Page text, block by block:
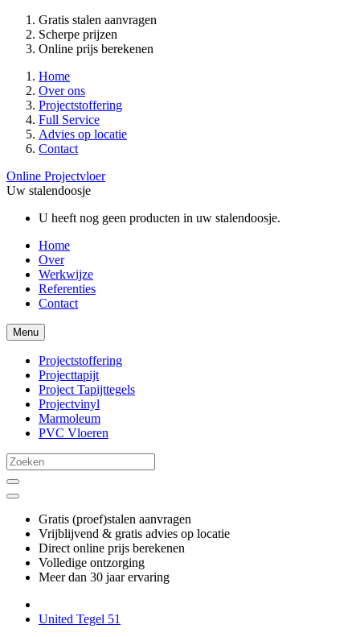
Gratis stalen aanvragen
Scherpe prijzen
Online prijs berekenen
Home
Over ons
Projectstoffering
Full Service
Advies op locatie
Contact
Online Projectvloer
Uw stalendoosje
U heeft nog geen producten in uw stalendoosje.
Home
Over
Werkwijze
Referenties
Contact
Menu
Projectstoffering
Projecttapijt
Project Tapijttegels
Projectvinyl
Marmoleum
PVC Vloeren
Gratis (proef)stalen aanvragen
Vrijblijvend & gratis advies op locatie
Direct online prijs berekenen
Volledige ontzorging
Meer dan 30 jaar ervaring
United Tegel 51